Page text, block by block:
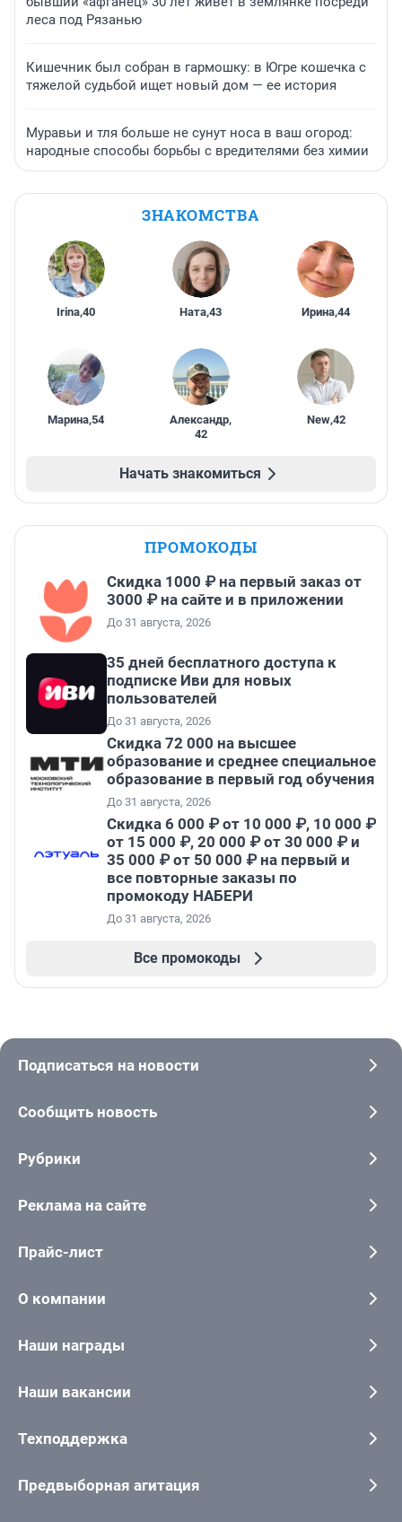
леса под Рязанью
Кишечник был собран в гармошку: в Югре кошечка с
тяжелой судьбой ищет новый дом — ее история
Муравьи и тля больше не сунут носа в ваш огород:
народные способы борьбы с вредителями без химии
ЗНАКОМСТВА
Irina,40 Ната,43 Ирина,44
Марина,54 Александр,
42
New,42
Начать знакомиться
ПРОМОКОДЫ
Скидка 1000 ₽ на первый заказ от
3000 ₽ на сайте и в приложении
До 31 августа, 2026
35 дней бесплатного доступа к
подписке Иви для новых
пользователей
До 31 августа, 2026
Скидка 72 000 на высшее
образование и среднее специальное
образование в первый год обучения
До 31 августа, 2026
Скидка 6 000 ₽ от 10 000 ₽, 10 000 ₽
от 15 000 ₽, 20 000 ₽ от 30 000 ₽ и
35 000 ₽ от 50 000 ₽ на первый и
все повторные заказы по
промокоду НАБЕРИ
До 31 августа, 2026
Все промокоды
Подписаться на новости
Сообщить новость
Рубрики
Реклама на сайте
Прайс-лист
О компании
Наши награды
Наши вакансии
Техподдержка
Предвыборная агитация